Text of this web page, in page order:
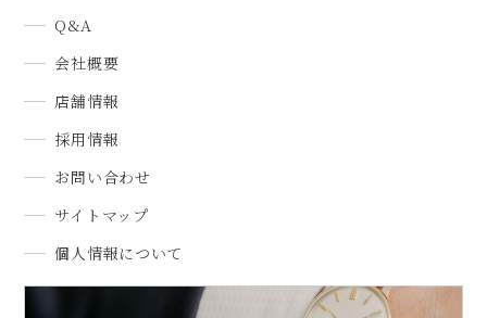
Q&A
会社概要
店舗情報
採用情報
お問い合わせ
サイトマップ
個人情報について